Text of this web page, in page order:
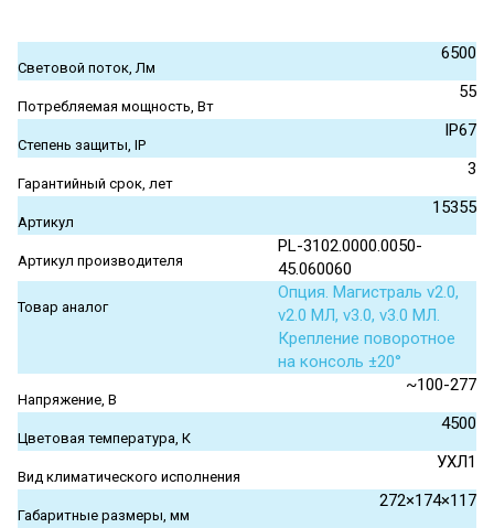
Световой поток, Лм
6500
Потребляемая мощность, Вт
55
Степень защиты, IP
IP67
Гарантийный срок, лет
3
Артикул
15355
Артикул производителя
PL-3102.0000.0050-
45.060060
Товар аналог
Опция. Магистраль v2.0,
v2.0 МЛ, v3.0, v3.0 МЛ.
Крепление поворотное
на консоль ±20°
Напряжение, В
~100-277
Цветовая температура, К
4500
Вид климатического исполнения
УХЛ1
Габаритные размеры, мм
272×174×117